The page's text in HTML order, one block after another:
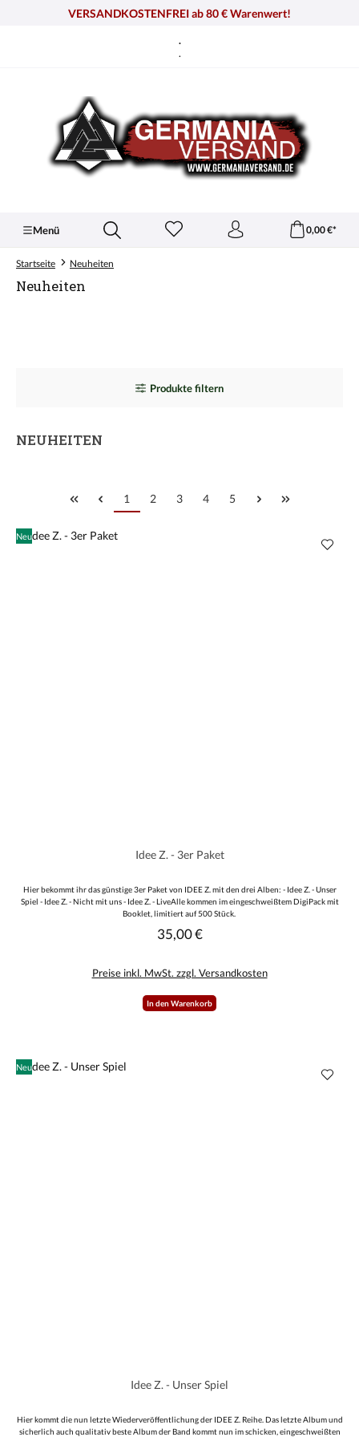
VERSANDKOSTENFREI ab 80 € Warenwert!
.
.
Menü 0,00 €*
Startseite Neuheiten
Neuheiten
Produkte filtern
NEUHEITEN
Seite
1 Seite
2 Seite
3 Seite
4 Seite
5
Neu
Idee Z. - 3er Paket
Hier bekommt ihr das günstige 3er Paket von IDEE Z. mit den drei Alben: - Idee Z. - Unser
Spiel - Idee Z. - Nicht mit uns - Idee Z. - LiveAlle kommen im eingeschweißtem DigiPack mit
Booklet, limitiert auf 500 Stück.
Regulärer Preis:
35,00 €
Preise inkl. MwSt. zzgl. Versandkosten
In den Warenkorb
Neu
Idee Z. - Unser Spiel
Hier kommt die nun letzte Wiederveröffentlichung der IDEE Z. Reihe. Das letzte Album und
sicherlich auch qualitativ beste Album der Band kommt nun im schicken, eingeschweißten